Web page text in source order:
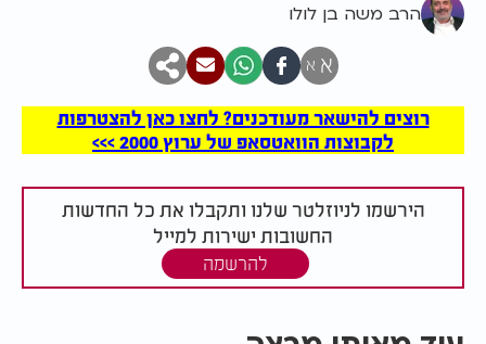
הרב משה בן לולו
א א
רוצים להישאר מעודכנים? לחצו כאן להצטרפות
לקבוצות הוואטסאפ של ערוץ 2000 >>>
הירשמו לניוזלטר שלנו ותקבלו את כל החדשות
החשובות ישירות למייל
להרשמה